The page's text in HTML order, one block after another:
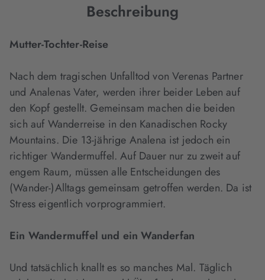
Beschreibung
Mutter-Tochter-Reise
Nach dem tragischen Unfalltod von Verenas Partner
und Analenas Vater, werden ihrer beider Leben auf
den Kopf gestellt. Gemeinsam machen die beiden
sich auf Wanderreise in den Kanadischen Rocky
Mountains. Die 13-jährige Analena ist jedoch ein
richtiger Wandermuffel. Auf Dauer nur zu zweit auf
engem Raum, müssen alle Entscheidungen des
(Wander-)Alltags gemeinsam getroffen werden. Da ist
Stress eigentlich vorprogrammiert.
Ein Wandermuffel und ein Wanderfan
Und tatsächlich knallt es so manches Mal. Täglich